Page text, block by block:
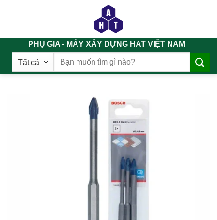
PHỤ GIA - MÁY XÂY DỰNG HAT VIỆT NAM
Tìm